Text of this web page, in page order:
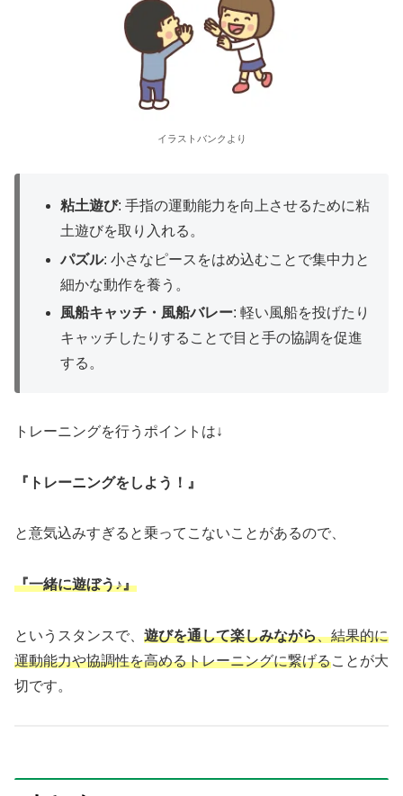
イラストバンクより
粘土遊び: 手指の運動能力を向上させるために粘
土遊びを取り入れる。
パズル: 小さなピースをはめ込むことで集中力と
細かな動作を養う。
風船キャッチ・風船バレー: 軽い風船を投げたり
キャッチしたりすることで目と手の協調を促進
する。
トレーニングを行うポイントは↓
『トレーニングをしよう！』
と意気込みすぎると乗ってこないことがあるので、
『一緒に遊ぼう♪』
というスタンスで、 遊びを通して楽しみながら、結果的に
運動能力や協調性を高めるトレーニングに繋げることが大
切です。